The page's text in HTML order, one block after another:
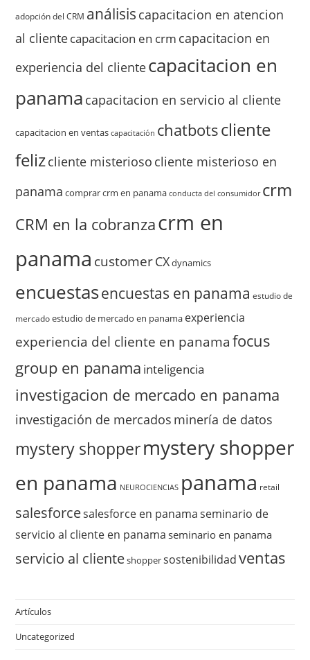
adopción del CRM análisis capacitacion en atencion
al clientecapacitacion en crm capacitacion en
experiencia del clientecapacitacion en
panama capacitacion en servicio al cliente
capacitacion en ventas capacitación chatbotscliente
felizcliente misterioso cliente misterioso en
panama comprar crm en panama conducta del consumidor crm
CRM en la cobranzacrm en
panama customerCXdynamics
encuestasencuestas en panama estudio de
mercado estudio de mercado en panama experiencia
experiencia del cliente en panama focus
group en panama inteligencia
investigacion de mercado en panama
investigación de mercados minería de datos
mystery shoppermystery shopper
en panama NEUROCIENCIAS panama retail
salesforcesalesforce en panama seminario de
servicio al cliente en panama seminario en panama
servicio al clienteshoppersostenibilidad ventas
Artículos
Uncategorized